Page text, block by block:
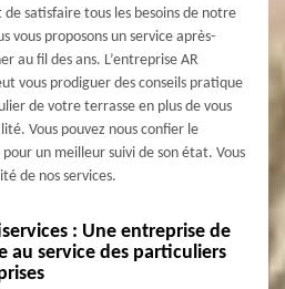
satisfaire tous les besoins de notre
vous proposons un service après-
au fil des ans. L’entreprise AR
vous prodiguer des conseils pratique
de votre terrasse en plus de vous
Vous pouvez nous confier le
un meilleur suivi de son état. Vous
de nos services.
: Une entreprise de
au service des particuliers